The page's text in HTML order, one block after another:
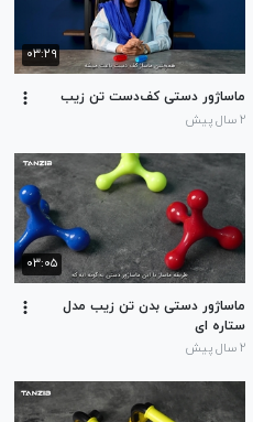
۰۳:۲۹
ماساژور دستی کف‌دست تن زیب
۲ سال پیش
۰۳:۰۵
ماساژور دستی بدن تن زیب مدل
ستاره ای
۲ سال پیش